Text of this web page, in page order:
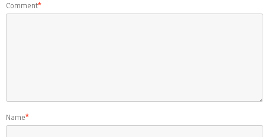
Comment*
Name*